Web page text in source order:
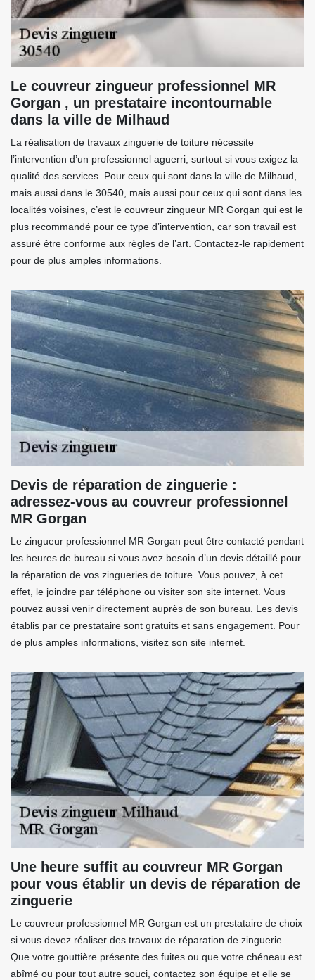
Le couvreur zingueur professionnel MR
Gorgan , un prestataire incontournable
dans la ville de Milhaud
La réalisation de travaux zinguerie de toiture nécessite
l’intervention d’un professionnel aguerri, surtout si vous exigez la
qualité des services. Pour ceux qui sont dans la ville de Milhaud,
mais aussi dans le 30540, mais aussi pour ceux qui sont dans les
localités voisines, c’est le couvreur zingueur MR Gorgan qui est le
plus recommandé pour ce type d’intervention, car son travail est
assuré être conforme aux règles de l’art. Contactez-le rapidement
pour de plus amples informations.
Devis de réparation de zinguerie :
adressez-vous au couvreur professionnel
MR Gorgan
Le zingueur professionnel MR Gorgan peut être contacté pendant
les heures de bureau si vous avez besoin d’un devis détaillé pour
la réparation de vos zingueries de toiture. Vous pouvez, à cet
effet, le joindre par téléphone ou visiter son site internet. Vous
pouvez aussi venir directement auprès de son bureau. Les devis
établis par ce prestataire sont gratuits et sans engagement. Pour
de plus amples informations, visitez son site internet.
Une heure suffit au couvreur MR Gorgan
pour vous établir un devis de réparation de
zinguerie
Le couvreur professionnel MR Gorgan est un prestataire de choix
si vous devez réaliser des travaux de réparation de zinguerie.
Que votre gouttière présente des fuites ou que votre chéneau est
abîmé ou pour tout autre souci, contactez son équipe et elle se